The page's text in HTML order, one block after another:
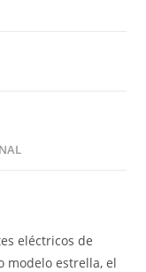
eléctricos de
modelo estrella, el